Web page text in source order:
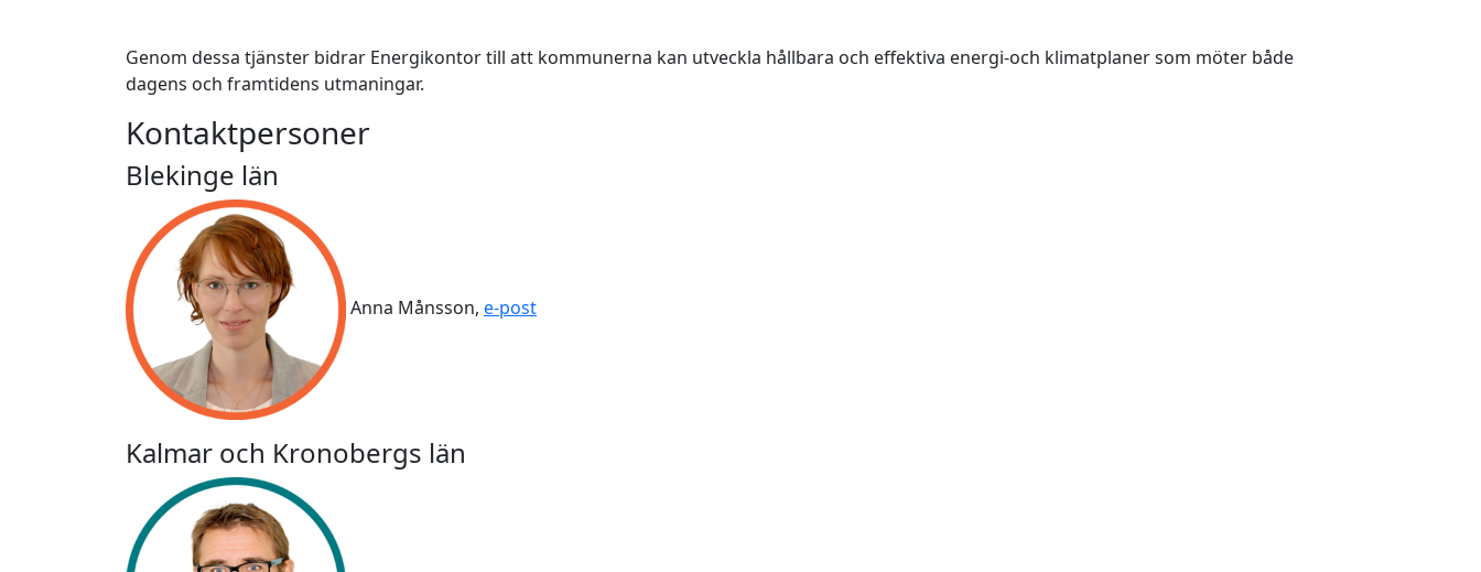
Genom dessa tjänster bidrar Energikontor till att kommunerna kan utveckla hållbara och effektiva energi-och klimatplaner som möter både
dagens och framtidens utmaningar.
Kontaktpersoner
Blekinge län
Anna Månsson, e-post
Kalmar och Kronobergs län